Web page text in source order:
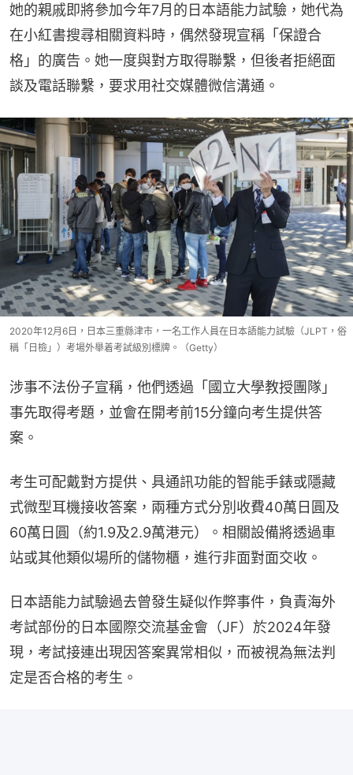
她的親戚即將參加今年7月的日本語能力試驗，她代為
在小紅書搜尋相關資料時，偶然發現宣稱「保證合
格」的廣告。她一度與對方取得聯繫，但後者拒絕面
談及電話聯繫，要求用社交媒體微信溝通。
2020年12月6日，日本三重縣津市，一名工作人員在日本語能力試驗（JLPT，俗
稱「日檢」）考場外舉着考試級別標牌。（Getty）
涉事不法份子宣稱，他們透過「國立大學教授團隊」
事先取得考題，並會在開考前15分鐘向考生提供答
案。
考生可配戴對方提供、具通訊功能的智能手錶或隱藏
式微型耳機接收答案，兩種方式分別收費40萬日圓及
60萬日圓（約1.9及2.9萬港元）。相關設備將透過車
站或其他類似場所的儲物櫃，進行非面對面交收。
日本語能力試驗過去曾發生疑似作弊事件，負責海外
考試部份的日本國際交流基金會（JF）於2024年發
現，考試接連出現因答案異常相似，而被視為無法判
定是否合格的考生。